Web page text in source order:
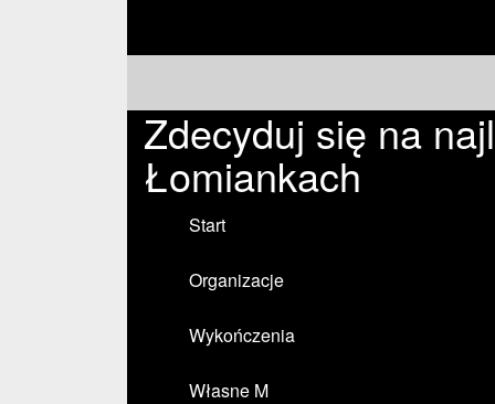
Zdecyduj się na
Łomiankach
Start
Organizacje
Wykończenia
Własne M